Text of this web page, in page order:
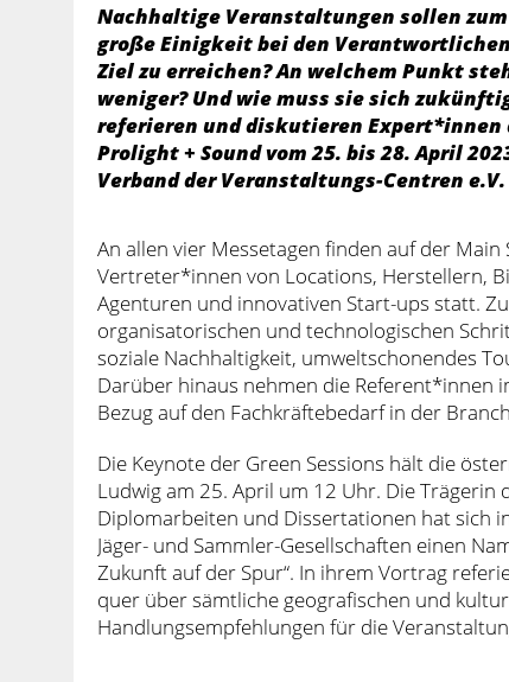
Nachhaltige Veranstaltungen sollen
große Einigkeit bei den
Ziel zu erreichen? An welchem Punkt
weniger? Und wie muss sie sich
referieren und diskutieren Expert*innen
Prolight + Sound vom 25. bis 28. April
Verband der Veranstaltungs-Centren e.V.
An allen vier Messetagen finden auf der
Vertreter*innen von Locations, Herstellern,
Agenturen und innovativen Start-ups statt.
organisatorischen und technologischen
soziale Nachhaltigkeit, umweltschonendes
Darüber hinaus nehmen die Referent*innen
Bezug auf den Fachkräftebedarf in der
Die Keynote der Green Sessions hält die
Ludwig am 25. April um 12 Uhr. Die
Diplomarbeiten und Dissertationen hat sich
Jäger- und Sammler-Gesellschaften einen
Zukunft auf der Spur“. In ihrem Vortrag
quer über sämtliche geografischen und
Handlungsempfehlungen für die